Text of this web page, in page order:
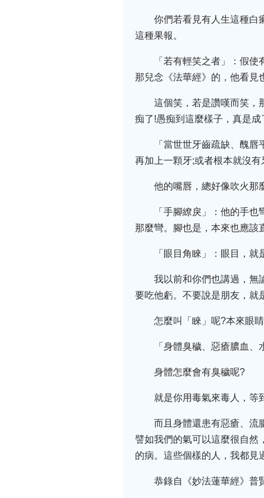
你們若看見有人生這種白
這種果報。
「若有輕笑之者」：假
那兒念《法華經》的，他看見
這個笑，若是讚嘆而笑，
痴了!愚痴到這麼樣子，真是成
「當世世牙齒疏缺、醜
再加上一顆牙;或者根本就沒有
他的嘴唇，總好像吹火那
「手腳繚戾」：他的手
那麼彎。腳也是，本來也應該
「眼目角睞」：眼目，
我以前和你們也講過，無
要吃他虧。不要說是朋友，就
怎麼叫「睞」呢?本來眼
「身體臭穢、惡瘡膿血
身體怎麼會有臭穢呢?
就是你用毒氣來毒人，等
而且身體還患有惡瘡、流
譬如我們的氣可以這麼很自
的病。這些個樣的人，我都見
恭錄自《妙法蓮華經》普